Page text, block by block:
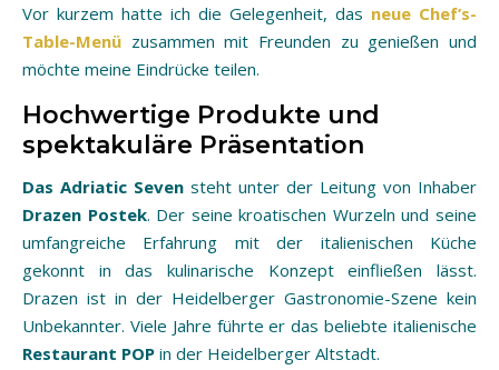
Vor kurzem hatte ich die Gelegenheit, das neue Chef’s-
Table-Menü zusammen mit Freunden zu genießen und
möchte meine Eindrücke teilen.
Hochwertige Produkte und
spektakuläre Präsentation
Das Adriatic Seven steht unter der Leitung von Inhaber
Drazen Postek. Der seine kroatischen Wurzeln und seine
umfangreiche Erfahrung mit der italienischen Küche
gekonnt in das kulinarische Konzept einfließen lässt.
Drazen ist in der Heidelberger Gastronomie-Szene kein
Unbekannter. Viele Jahre führte er das beliebte italienische
Restaurant POP in der Heidelberger Altstadt.